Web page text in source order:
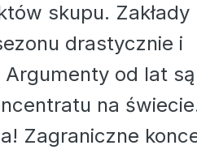
skupu. Zakłady
drastycznie i
od lat
na
Zagraniczne